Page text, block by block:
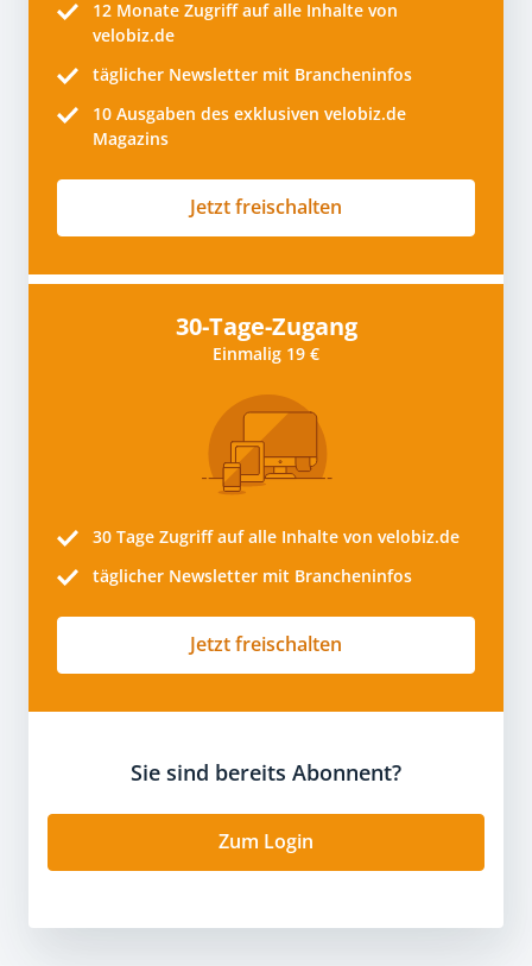
12 Monate Zugriff auf alle Inhalte von
velobiz.de
täglicher Newsletter mit Brancheninfos
10 Ausgaben des exklusiven velobiz.de
Magazins
Jetzt freischalten
30-Tage-Zugang
Einmalig 19 €
30 Tage Zugriff auf alle Inhalte von velobiz.de
täglicher Newsletter mit Brancheninfos
Jetzt freischalten
Sie sind bereits Abonnent?
Zum Login